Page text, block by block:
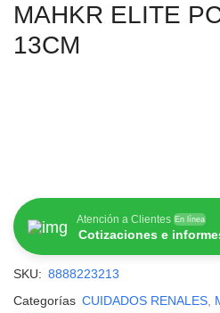
MAHKR ELITE
13CM
Atención a Clientes En línea
Cotizaciones e
SKU: 8888223213
Categorías CUIDADOS RENALES,